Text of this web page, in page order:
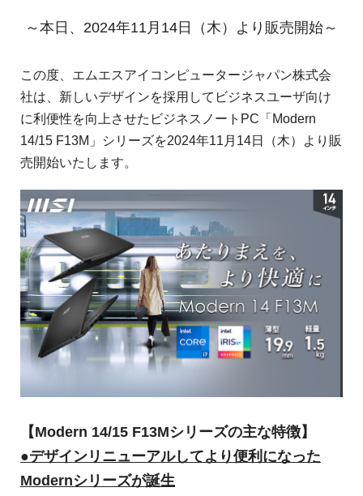
～本日、2024年11月14日（木）より販売開始～
この度、エムエスアイコンピュータージャパン株式会
社は、新しいデザインを採用してビジネスユーザ向け
に利便性を向上させたビジネスノートPC「Modern
14/15 F13M」シリーズを2024年11月14日（木）より販
売開始いたします。
【Modern 14/15 F13Mシリーズの主な特徴】
●デザインリニューアルしてより便利になった
Modernシリーズが誕生